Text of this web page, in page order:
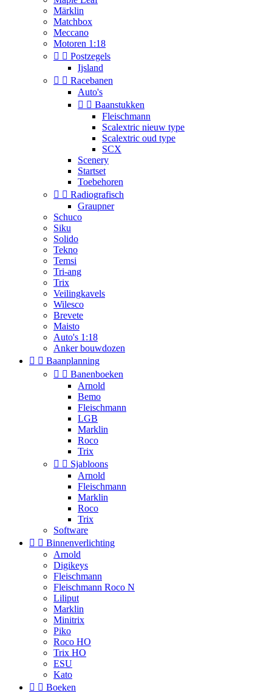
Märklin
Matchbox
Meccano
Motoren 1:18
  Postzegels
Ijsland
  Racebanen
Auto's
  Baanstukken
Fleischmann
Scalextric nieuw type
Scalextric oud type
SCX
Scenery
Startset
Toebehoren
  Radiografisch
Graupner
Schuco
Siku
Solido
Tekno
Temsi
Tri-ang
Trix
Veilingkavels
Wilesco
Brevete
Maisto
Auto's 1:18
Anker bouwdozen
  Baanplanning
  Banenboeken
Arnold
Bemo
Fleischmann
LGB
Marklin
Roco
Trix
  Sjabloons
Arnold
Fleischmann
Marklin
Roco
Trix
Software
  Binnenverlichting
Arnold
Digikeys
Fleischmann
Fleischmann Roco N
Liliput
Marklin
Minitrix
Piko
Roco HO
Trix HO
ESU
Kato
  Boeken